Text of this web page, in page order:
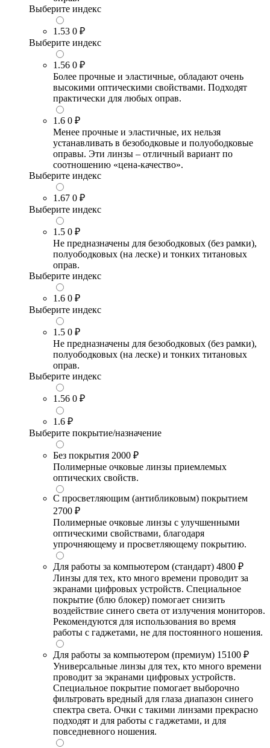
Выберите индекс
1.53 0 ₽
Выберите индекс
1.56 0 ₽
Более прочные и эластичные, обладают очень
высокими оптическими свойствами. Подходят
практически для любых оправ.
1.6 0 ₽
Менее прочные и эластичные, их нельзя
устанавливать в безободковые и полуободковые
оправы. Эти линзы – отличный вариант по
соотношению «цена-качество».
Выберите индекс
1.67 0 ₽
Выберите индекс
1.5 0 ₽
Не предназначены для безободковых (без рамки),
полуободковых (на леске) и тонких титановых
оправ.
Выберите индекс
1.6 0 ₽
Выберите индекс
1.5 0 ₽
Не предназначены для безободковых (без рамки),
полуободковых (на леске) и тонких титановых
оправ.
Выберите индекс
1.56 0 ₽
1.6 ₽
Выберите покрытие/назначение
Без покрытия 2000 ₽
Полимерные очковые линзы приемлемых
оптических свойств.
С просветляющим (антибликовым) покрытием
2700 ₽
Полимерные очковые линзы с улучшенными
оптическими свойствами, благодаря
упрочняющему и просветляющему покрытию.
Для работы за компьютером (стандарт) 4800 ₽
Линзы для тех, кто много времени проводит за
экранами цифровых устройств. Специальное
покрытие (блю блокер) помогает снизить
воздействие синего света от излучения мониторов.
Рекомендуются для использования во время
работы с гаджетами, не для постоянного ношения.
Для работы за компьютером (премиум) 15100 ₽
Универсальные линзы для тех, кто много времени
проводит за экранами цифровых устройств.
Специальное покрытие помогает выборочно
фильтровать вредный для глаза диапазон синего
спектра света. Очки с такими линзами прекрасно
подходят и для работы с гаджетами, и для
повседневного ношения.